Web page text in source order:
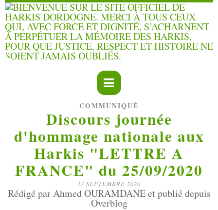
COMMUNIQUÉ
Discours journée
d'hommage nationale aux
Harkis "LETTRE A
FRANCE" du 25/09/2020
17 SEPTEMBRE 2020
Rédigé par Ahmed OURAMDANE et publié depuis
Overblog